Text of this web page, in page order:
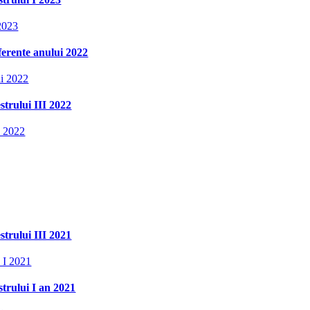
anului 2022
2022
III 2022
2022
III 2021
2021
I an 2021